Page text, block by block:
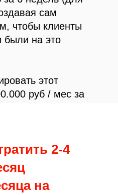
сам
чтобы клиенты
были на это
этот
руб / мес за
2-4
на